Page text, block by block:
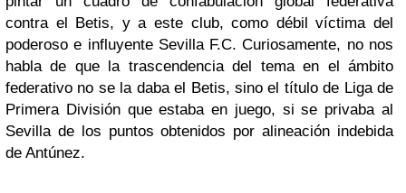
contra el Betis, y a este club, como débil víctima del
poderoso e influyente Sevilla F.C. Curiosamente, no nos
habla de que la trascendencia del tema en el ámbito
federativo no se la daba el Betis, sino el título de Liga de
Primera División que estaba en juego, si se privaba al
Sevilla de los puntos obtenidos por alineación indebida
de Antúnez.